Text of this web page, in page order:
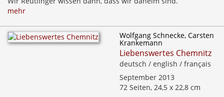
mehr
Wolfgang Schnecke, Carsten
Krankemann
Liebenswertes Chemnitz
deutsch / english / français
September 2013
72 Seiten, 24,5 x 22,8 cm